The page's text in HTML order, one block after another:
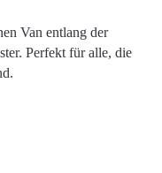
Van entlang der
Perfekt für alle, die